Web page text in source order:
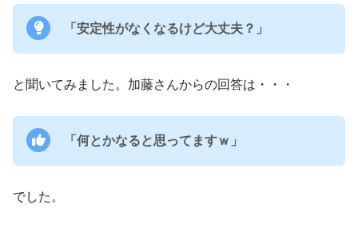
「安定性がなくなるけど大丈夫？」
と聞いてみました。加藤さんからの回答は・・・
「何とかなると思ってますｗ」
でした。